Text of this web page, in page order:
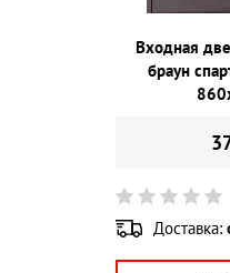
Входная
браун
Доставка: